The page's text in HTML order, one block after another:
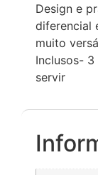
Design e
diferencial
muito
Inclusos- 3
servir